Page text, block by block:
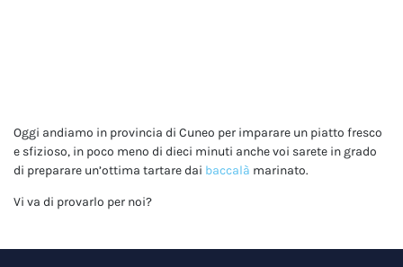
Oggi andiamo in provincia di Cuneo per imparare un piatto fresco
e sfizioso, in poco meno di dieci minuti anche voi sarete in grado
di preparare un’ottima tartare dai baccalà marinato.
Vi va di provarlo per noi?